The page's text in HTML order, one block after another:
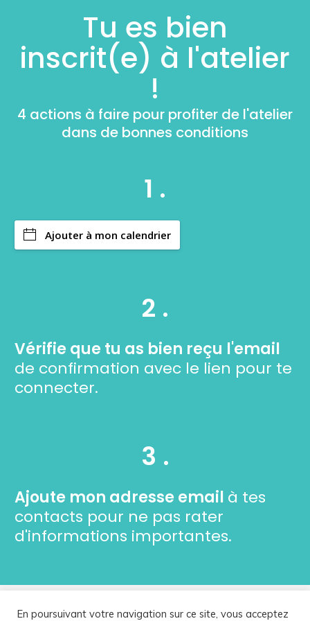
Tu es bien
inscrit(e) à l'atelier
!
4 actions à faire pour profiter de l'atelier
dans de bonnes conditions
1 .
Ajouter à mon calendrier
2 .
Vérifie que tu as bien reçu l'email
de confirmation avec le lien pour te
connecter.
3 .
Ajoute mon adresse email à tes
contacts pour ne pas rater
d'informations importantes.
En poursuivant votre navigation sur ce site, vous acceptez